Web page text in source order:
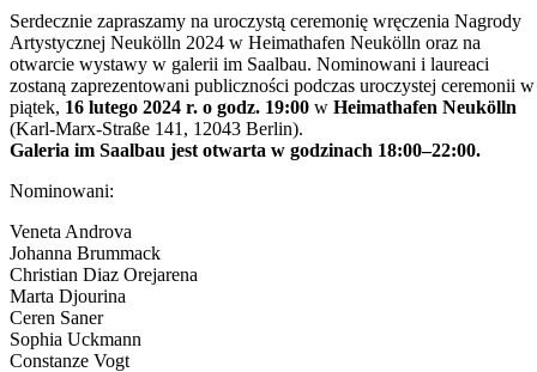
Serdecznie zapraszamy na uroczystą ceremonię wręczenia Nagrody
Artystycznej Neukölln 2024 w Heimathafen Neukölln oraz na
otwarcie wystawy w galerii im Saalbau. Nominowani i laureaci
zostaną zaprezentowani publiczności podczas uroczystej ceremonii w
piątek, 16 lutego 2024 r. o godz. 19:00 w Heimathafen Neukölln
(Karl-Marx-Straße 141, 12043 Berlin).
Galeria im Saalbau jest otwarta w godzinach 18:00–22:00.
Nominowani:
Veneta Androva
Johanna Brummack
Christian Diaz Orejarena
Marta Djourina
Ceren Saner
Sophia Uckmann
Constanze Vogt